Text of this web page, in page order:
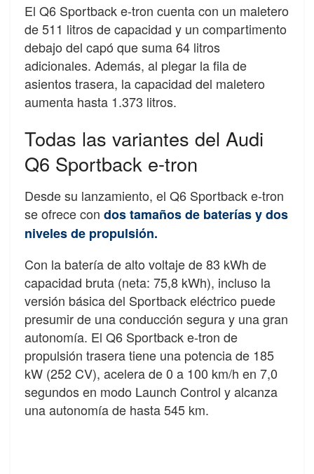
El Q6 Sportback e-tron cuenta con un maletero
de 511 litros de capacidad y un compartimento
debajo del capó que suma 64 litros
adicionales. Además, al plegar la fila de
asientos trasera, la capacidad del maletero
aumenta hasta 1.373 litros.
Todas las variantes del Audi
Q6 Sportback e-tron
Desde su lanzamiento, el Q6 Sportback e-tron
se ofrece con dos tamaños de baterías y dos
niveles de propulsión.
Con la batería de alto voltaje de 83 kWh de
capacidad bruta (neta: 75,8 kWh), incluso la
versión básica del Sportback eléctrico puede
presumir de una conducción segura y una gran
autonomía. El Q6 Sportback e-tron de
propulsión trasera tiene una potencia de 185
kW (252 CV), acelera de 0 a 100 km/h en 7,0
segundos en modo Launch Control y alcanza
una autonomía de hasta 545 km.